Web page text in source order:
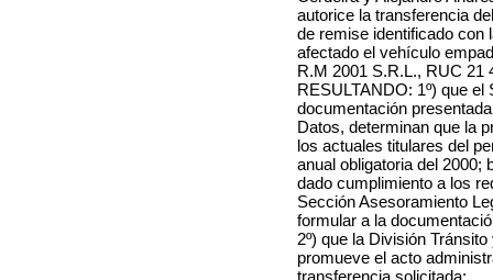
autorice la transferencia
de remise identificado con
afectado el vehículo
R.M 2001 S.R.L., RUC 21
RESULTANDO: 1º) que
documentación
Datos, determinan que la
los actuales titulares del
anual obligatoria del 2000;
dado cumplimiento a los
Sección Asesoramiento
formular a la
2º) que la División
promueve el acto
transferencia solicitada;